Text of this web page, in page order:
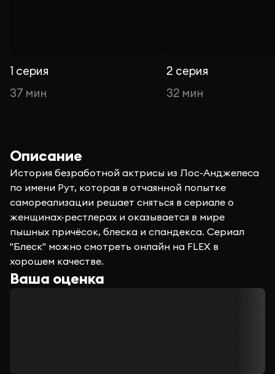
1 серия
37 мин
2 серия
32 мин
Описание
История безработной актрисы из Лос-Анджелеса
по имени Рут, которая в отчаянной попытке
самореализации решает сняться в сериале о
женщинах-рестлерах и оказывается в мире
пышных причёсок, блеска и спандекса. Сериал
"Блеск" можно смотреть онлайн на FLEX в
хорошем качестве.
Ваша оценка